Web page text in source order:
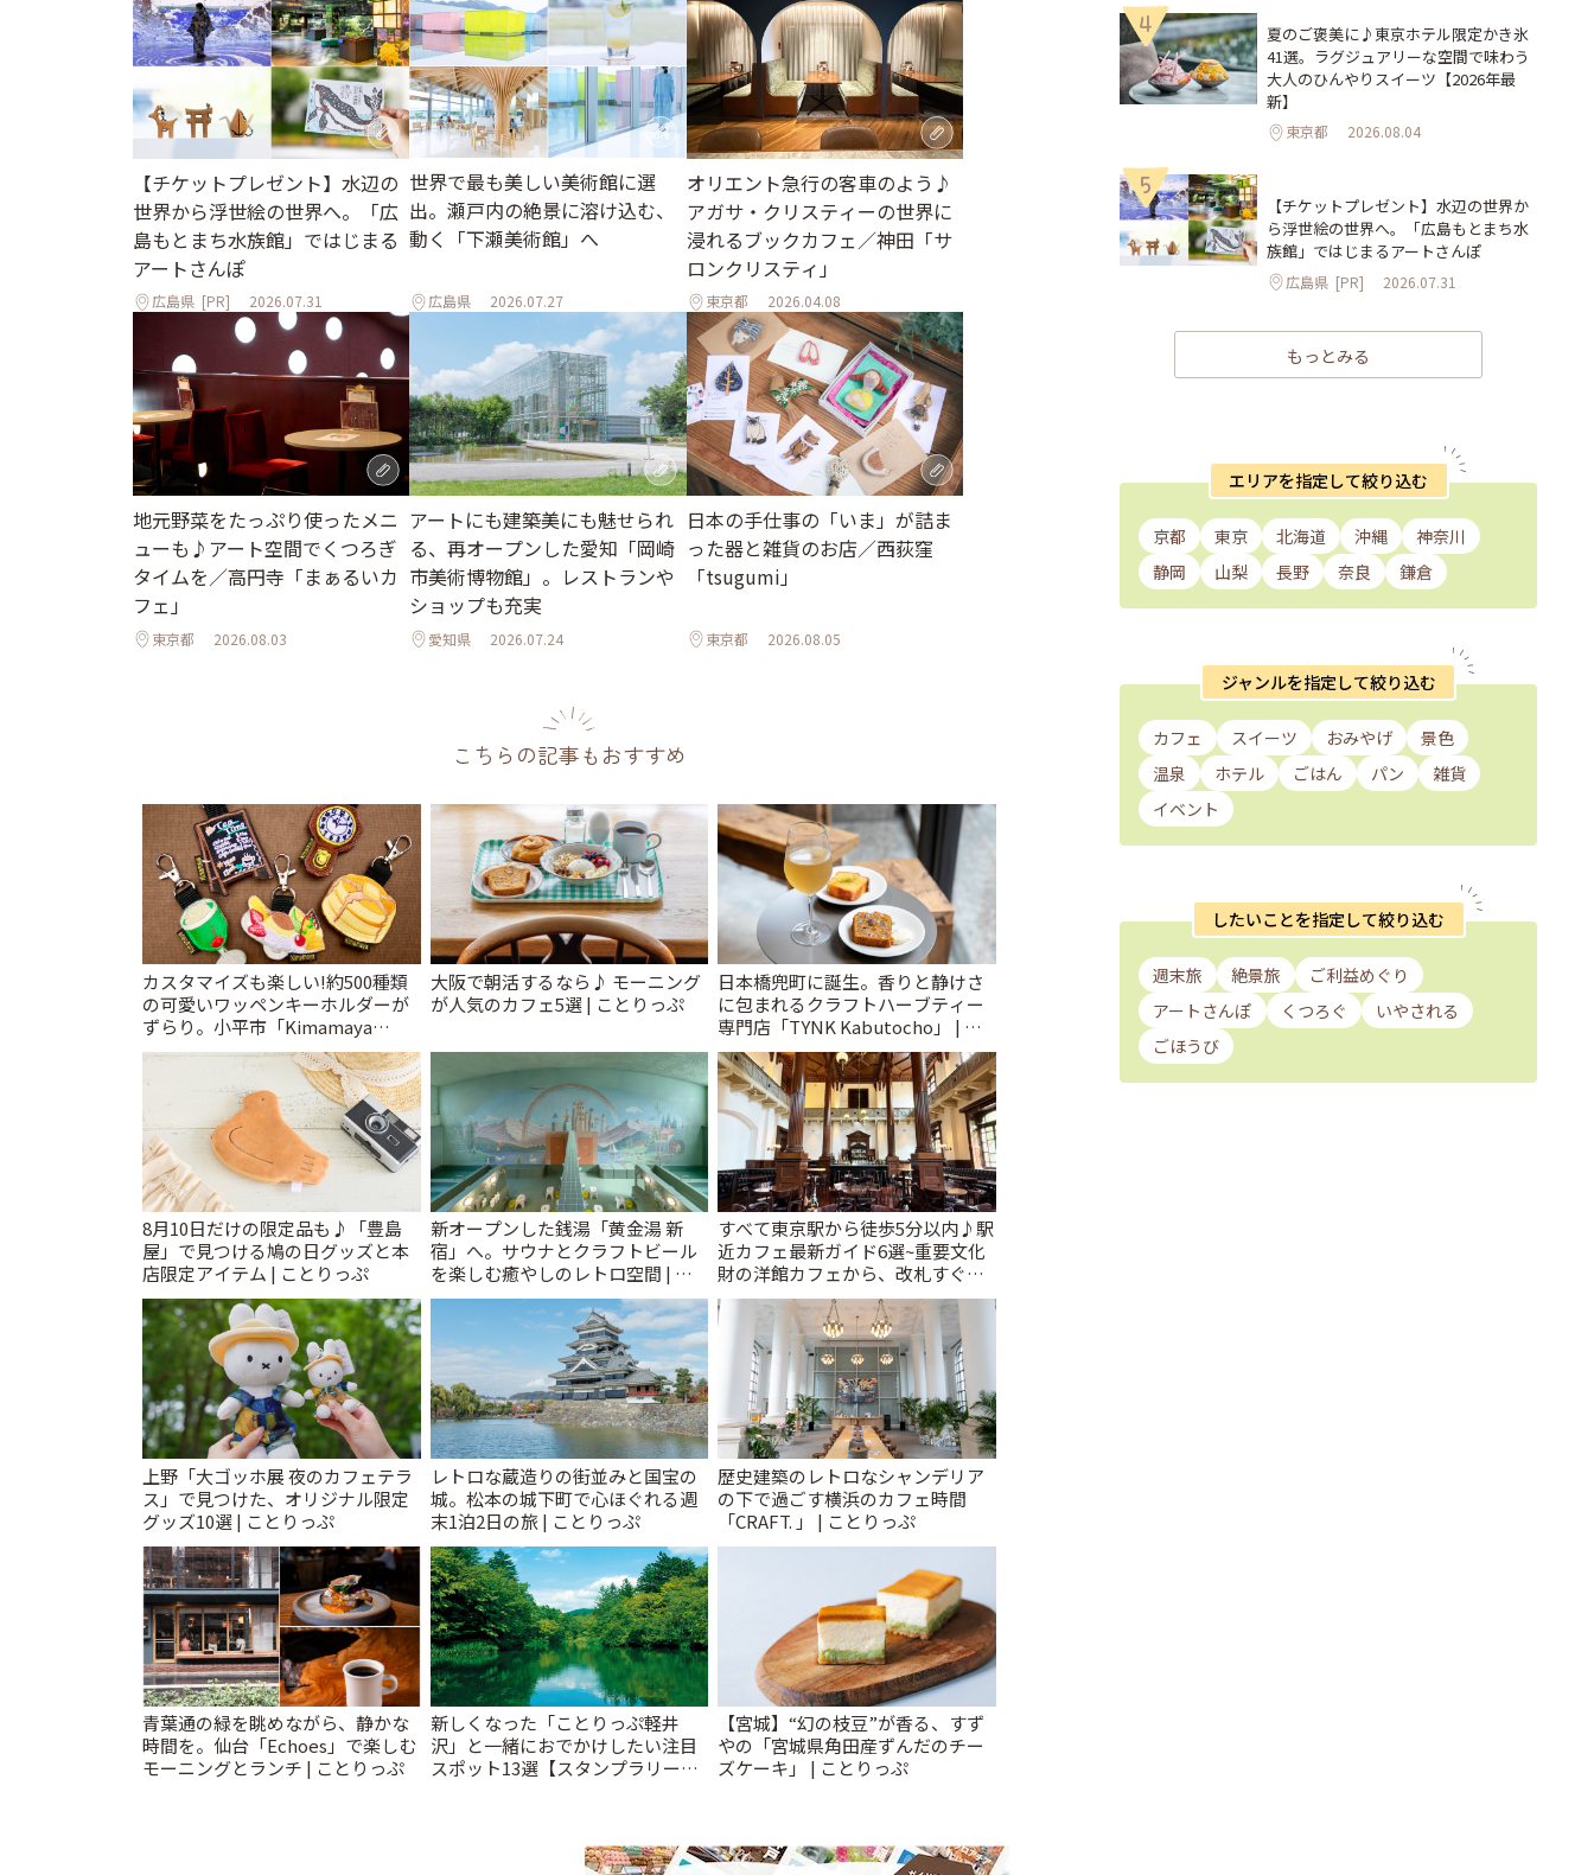
【チケットプレゼント】水辺の
世界から浮世絵の世界へ。「広
島もとまち水族館」ではじまる
アートさんぽ
広島県 [PR] 2026.07.31
世界で最も美しい美術館に選
出。瀬戸内の絶景に溶け込む、
動く「下瀬美術館」へ
広島県 2026.07.27
オリエント急行の客車のよう♪
アガサ・クリスティーの世界に
浸れるブックカフェ／神田「サ
ロンクリスティ」
東京都 2026.04.08
地元野菜をたっぷり使ったメニ
ューも♪アート空間でくつろぎ
タイムを／高円寺「まぁるいカ
フェ」
東京都 2026.08.03
アートにも建築美にも魅せられ
る、再オープンした愛知「岡崎
市美術博物館」。レストランや
ショップも充実
愛知県 2026.07.24
日本の手仕事の「いま」が詰ま
った器と雑貨のお店／西荻窪
「tsugumi」
東京都 2026.08.05
こちらの記事もおすすめ
カスタマイズも楽しい!約500種類
の可愛いワッペンキーホルダーが
ずらり。小平市「Kimamaya
T&K」 | ことりっぷ
大阪で朝活するなら♪ モーニング
が人気のカフェ5選 | ことりっぷ
日本橋兜町に誕生。香りと静けさ
に包まれるクラフトハーブティー
専門店「TYNK Kabutocho」 | こ
とりっぷ
8月10日だけの限定品も♪「豊島
屋」で見つける鳩の日グッズと本
店限定アイテム | ことりっぷ
新オープンした銭湯「黄金湯 新
宿」へ。サウナとクラフトビール
を楽しむ癒やしのレトロ空間 | こ
とりっぷ
すべて東京駅から徒歩5分以内♪駅
近カフェ最新ガイド6選~重要文化
財の洋館カフェから、改札すぐの
レトロ喫茶まで~ | ことりっぷ
上野「大ゴッホ展 夜のカフェテラ
ス」で見つけた、オリジナル限定
グッズ10選 | ことりっぷ
レトロな蔵造りの街並みと国宝の
城。松本の城下町で心ほぐれる週
末1泊2日の旅 | ことりっぷ
歴史建築のレトロなシャンデリア
の下で過ごす横浜のカフェ時間
「CRAFT. 」 | ことりっぷ
青葉通の緑を眺めながら、静かな
時間を。仙台「Echoes」で楽しむ
モーニングとランチ | ことりっぷ
新しくなった「ことりっぷ軽井
沢」と一緒におでかけしたい注目
スポット13選【スタンプラリー開
【宮城】“幻の枝豆”が香る、すず
やの「宮城県角田産ずんだのチー
ズケーキ」 | ことりっぷ
4
夏のご褒美に♪東京ホテル限定かき氷
41選。ラグジュアリーな空間で味わう
大人のひんやりスイーツ【2026年最
新】
東京都 2026.08.04
5
【チケットプレゼント】水辺の世界か
ら浮世絵の世界へ。「広島もとまち水
族館」ではじまるアートさんぽ
広島県 [PR] 2026.07.31
もっとみる
エリアを指定して絞り込む
京都 東京 北海道 沖縄
神奈川
静岡
山梨 長野 奈良 鎌倉
ジャンルを指定して絞り込む
カフェ スイーツ おみやげ
景色
温泉
ホテル ごはん パン
雑貨
イベント
したいことを指定して絞り込む
週末旅 絶景旅
ご利益めぐり
アートさんぽ
くつろぐ
いやされる
ごほうび